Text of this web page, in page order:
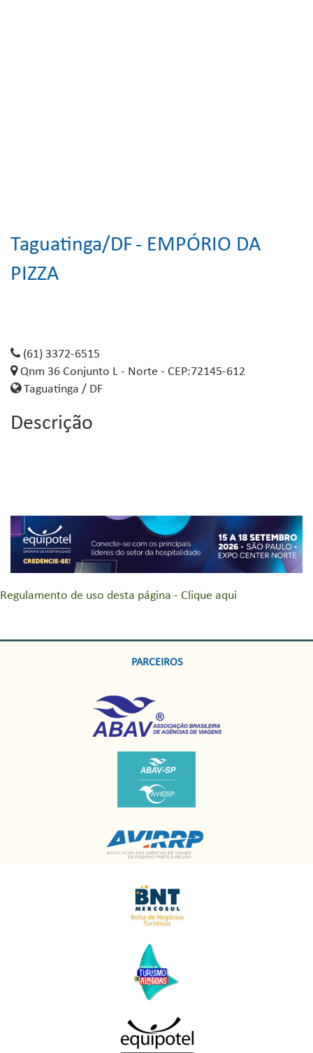
Taguatinga/DF- EMPÓRIO DA
PIZZA
(61) 3372-6515
Qnm 36 Conjunto L - Norte - CEP:72145-612
Taguatinga / DF
Descrição
Regulamento de uso desta página - Clique aqui
PARCEIROS